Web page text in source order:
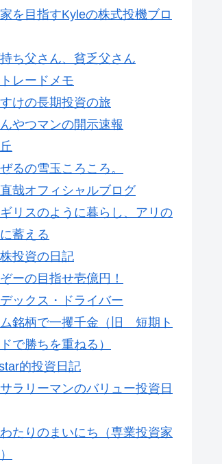
を目指すKyleの株式投機ブロ
ち父さん、貧乏父さん
レードメモ
けの長期投資の旅
やつマンの開示速報
るの雪玉ころころ。
哉オフィシャルブログ
リスのように暮らし、アリの
蓄える
投資の日記
ーの目指せ壱億円！
ックス・ドライバー
銘柄で一攫千金（旧 短期ト
で勝ちを重ねる）
的投資日記
ラリーマンのバリュー投資日
たりのまいにち（専業投資家